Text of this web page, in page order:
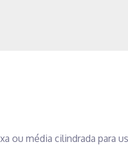
ou média cilindrada para